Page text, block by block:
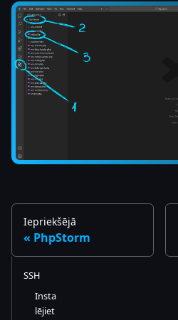
Iepriekšējā
PhpStorm
SSH
Insta
lējiet